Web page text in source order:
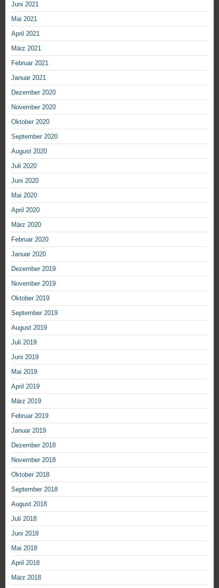
Juni 2021
Mai 2021
April 2021
März 2021
Februar 2021
Januar 2021
Dezember 2020
November 2020
Oktober 2020
September 2020
August 2020
Juli 2020
Juni 2020
Mai 2020
April 2020
März 2020
Februar 2020
Januar 2020
Dezember 2019
November 2019
Oktober 2019
September 2019
August 2019
Juli 2019
Juni 2019
Mai 2019
April 2019
März 2019
Februar 2019
Januar 2019
Dezember 2018
November 2018
Oktober 2018
September 2018
August 2018
Juli 2018
Juni 2018
Mai 2018
April 2018
März 2018